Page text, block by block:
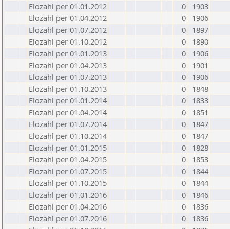
Elozahl per 01.01.2012
0
1903
Elozahl per 01.04.2012
0
1906
Elozahl per 01.07.2012
0
1897
Elozahl per 01.10.2012
0
1890
Elozahl per 01.01.2013
0
1906
Elozahl per 01.04.2013
0
1901
Elozahl per 01.07.2013
0
1906
Elozahl per 01.10.2013
0
1848
Elozahl per 01.01.2014
0
1833
Elozahl per 01.04.2014
0
1851
Elozahl per 01.07.2014
0
1847
Elozahl per 01.10.2014
0
1847
Elozahl per 01.01.2015
0
1828
Elozahl per 01.04.2015
0
1853
Elozahl per 01.07.2015
0
1844
Elozahl per 01.10.2015
0
1844
Elozahl per 01.01.2016
0
1846
Elozahl per 01.04.2016
0
1836
Elozahl per 01.07.2016
0
1836